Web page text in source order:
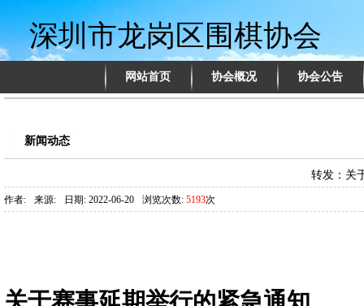
深圳市龙岗区围棋协会
网站首页 协会概况 协会公告
新闻动态
转发：关
作者: 来源: 日期: 2022-06-20 浏览次数: 5193次